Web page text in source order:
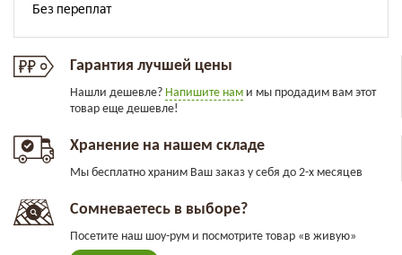
Гарантия лучшей цены
Нашли дешевле? Напишите нам и мы продадим вам этот
товар еще дешевле!
Хранение на нашем складе
Мы бесплатно храним Ваш заказ у себя до 2-х месяцев
Сомневаетесь в выборе?
Посетите наш шоу-рум и посмотрите товар «в живую»